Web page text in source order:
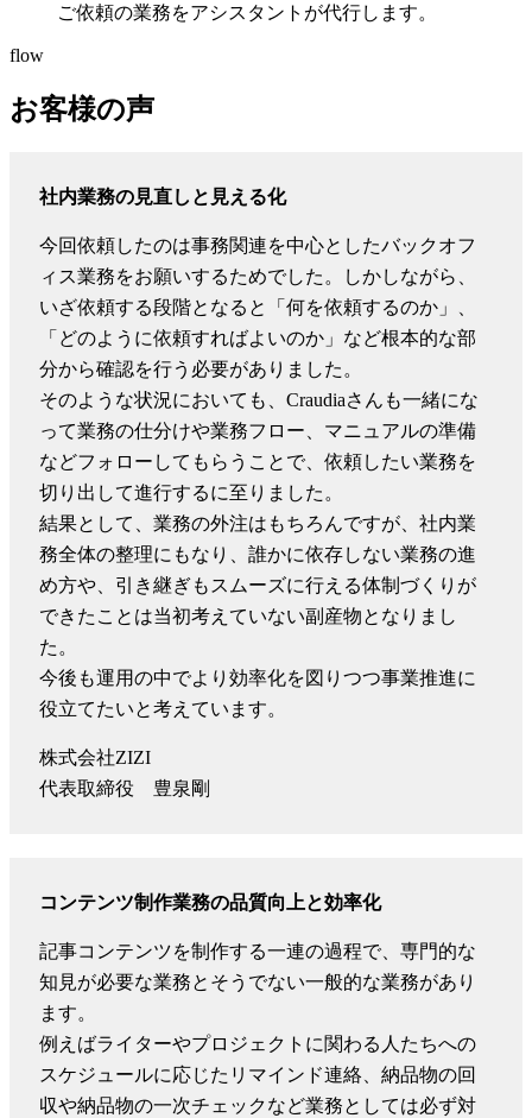
ご依頼の業務をアシスタントが代行します。
flow
お客様の声
社内業務の見直しと見える化
今回依頼したのは事務関連を中心としたバックオフ
ィス業務をお願いするためでした。しかしながら、
いざ依頼する段階となると「何を依頼するのか」、
「どのように依頼すればよいのか」など根本的な部
分から確認を行う必要がありました。
そのような状況においても、Craudiaさんも一緒にな
って業務の仕分けや業務フロー、マニュアルの準備
などフォローしてもらうことで、依頼したい業務を
切り出して進行するに至りました。
結果として、業務の外注はもちろんですが、社内業
務全体の整理にもなり、誰かに依存しない業務の進
め方や、引き継ぎもスムーズに行える体制づくりが
できたことは当初考えていない副産物となりまし
た。
今後も運用の中でより効率化を図りつつ事業推進に
役立てたいと考えています。
株式会社ZIZI
代表取締役 豊泉剛
コンテンツ制作業務の品質向上と効率化
記事コンテンツを制作する一連の過程で、専門的な
知見が必要な業務とそうでない一般的な業務があり
ます。
例えばライターやプロジェクトに関わる人たちへの
スケジュールに応じたリマインド連絡、納品物の回
収や納品物の一次チェックなど業務としては必ず対